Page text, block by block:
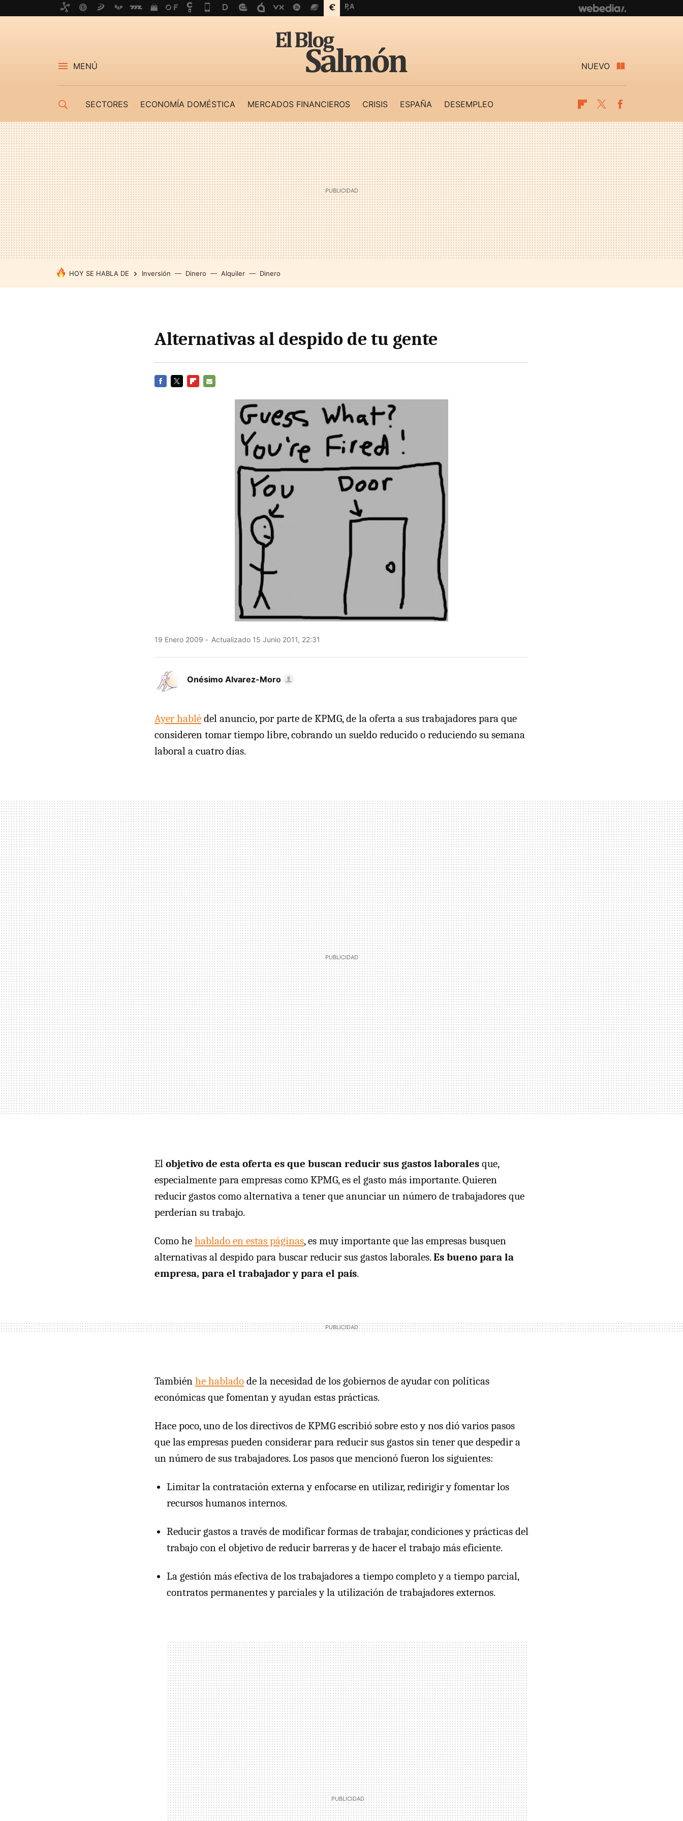
MENÚ NUEVO
SECTORES ECONOMÍA DOMÉSTICA MERCADOS FINANCIEROS CRISIS ESPAÑA DESEMPLEO Flipboard
Twitter
HOY SE HABLA DE Inversión Dinero Alquiler Dinero
Alternativas al despido de tu gente
19 Enero 2009 Actualizado 15 Junio 2011, 22:31
Onésimo Alvarez-Moro
Ayer hablé del anuncio, por parte de KPMG, de la oferta a sus trabajadores para que
consideren tomar tiempo libre, cobrando un sueldo reducido o reduciendo su semana
laboral a cuatro días.
El objetivo de esta oferta es que buscan reducir sus gastos laborales que,
especialmente para empresas como KPMG, es el gasto más importante. Quieren
reducir gastos como alternativa a tener que anunciar un número de trabajadores que
perderían su trabajo.
Como he hablado en estas páginas, es muy importante que las empresas busquen
alternativas al despido para buscar reducir sus gastos laborales.Es bueno para la
empresa, para el trabajador y para el país.
También he hablado de la necesidad de los gobiernos de ayudar con políticas
económicas que fomentan y ayudan estas prácticas.
Hace poco, uno de los directivos de KPMG escribió sobre esto y nos dió varios pasos
que las empresas pueden considerar para reducir sus gastos sin tener que despedir a
un número de sus trabajadores. Los pasos que mencionó fueron los siguientes:
Limitar la contratación externa y enfocarse en utilizar, redirigir y fomentar los
recursos humanos internos.
Reducir gastos a través de modificar formas de trabajar, condiciones y prácticas del
trabajo con el objetivo de reducir barreras y de hacer el trabajo más eficiente.
La gestión más efectiva de los trabajadores a tiempo completo y a tiempo parcial,
contratos permanentes y parciales y la utilización de trabajadores externos.